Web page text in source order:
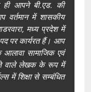
आपने बी.एड. की
वर्तमान में शासकीय
मध्य प्रदेश में
पर कार्यरत हैं। आप
आलावा सामाजिक एवं
वाले लेखक के रूप में
में शिक्षा से सम्बंधित